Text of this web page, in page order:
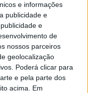
e informações
publicidade e
e
de
nossos parceiros
geolocalização
Poderá clicar para
e pela parte dos
acima. Em
da PSP, no
de prevenção e
janeiro a 6 de
7 acidentes
redação, os 7